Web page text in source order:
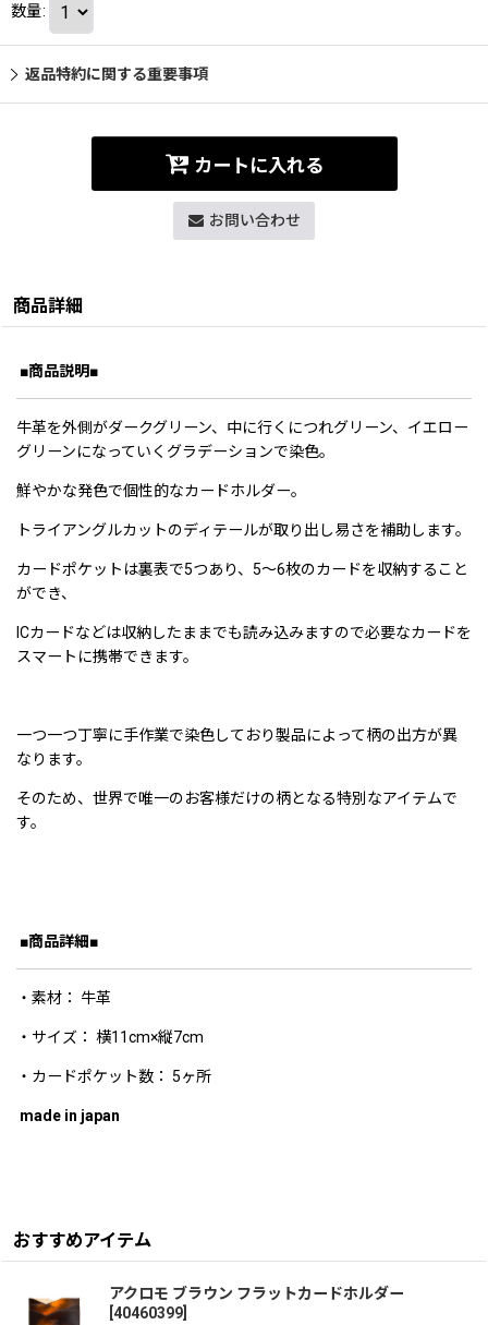
数量:
返品特約に関する重要事項
カートに入れる
お問い合わせ
商品詳細
■商品説明■
牛革を外側がダークグリーン、中に行くにつれグリーン、イエロー
グリーンになっていくグラデーションで染色。
鮮やかな発色で個性的なカードホルダー。
トライアングルカットのディテールが取り出し易さを補助します。
カードポケットは裏表で5つあり、5〜6枚のカードを収納すること
ができ、
ICカードなどは収納したままでも読み込みますので必要なカードを
スマートに携帯できます。
一つ一つ丁寧に手作業で染色しており製品によって柄の出方が異
なります。
そのため、世界で唯一のお客様だけの柄となる特別なアイテムで
す。
■商品詳細■
・素材： 牛革
・サイズ： 横11cm×縦7cm
・カードポケット数： 5ヶ所
made in japan
おすすめアイテム
アクロモ ブラウン フラットカードホルダー
40460399